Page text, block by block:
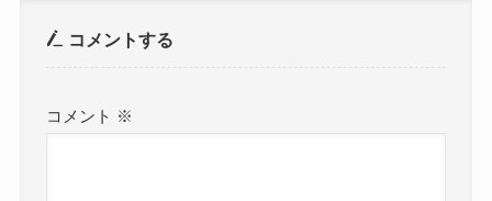
コメントする
コメント ※